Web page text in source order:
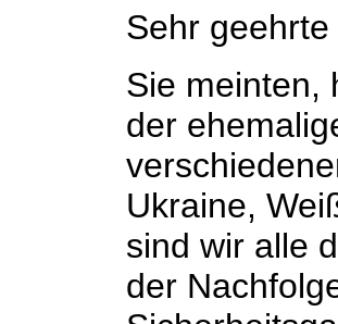
Sehr
Sie meinten,
der
Ukraine,
sind wir alle
der